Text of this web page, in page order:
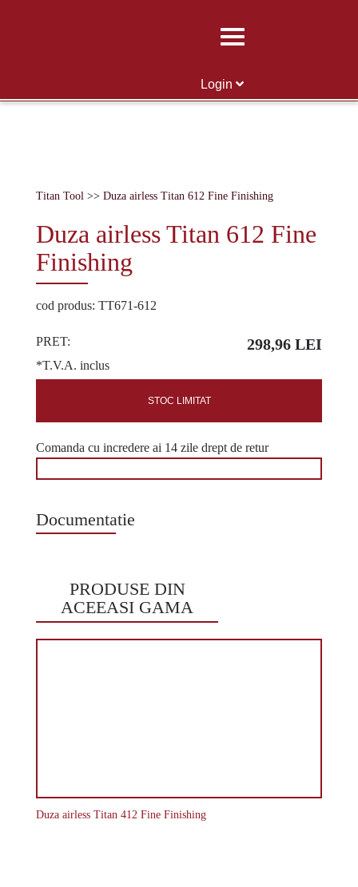
Login
Titan Tool >> Duza airless Titan 612 Fine Finishing
Duza airless Titan 612 Fine
Finishing
cod produs: TT671-612
PRET: 298,96 LEI
*T.V.A. inclus
STOC LIMITAT
Comanda cu incredere ai 14 zile drept de retur
Documentatie
PRODUSE DIN
ACEEASI GAMA
Duza airless Titan 412 Fine Finishing